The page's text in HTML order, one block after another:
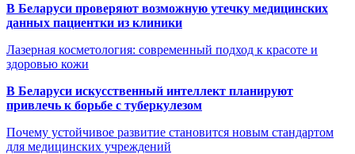
В Беларуси проверяют возможную утечку медицинских
данных пациентки из клиники
Лазерная косметология: современный подход к красоте и
здоровью кожи
В Беларуси искусственный интеллект планируют
привлечь к борьбе с туберкулезом
Почему устойчивое развитие становится новым стандартом
для медицинских учреждений